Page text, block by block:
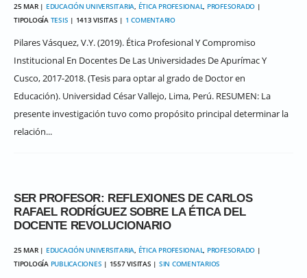
25 MAR | EDUCACIÓN UNIVERSITARIA, ÉTICA PROFESIONAL, PROFESORADO |
TIPOLOGÍA TESIS | 1413 VISITAS | 1 COMENTARIO
Pilares Vásquez, V.Y. (2019). Ética Profesional Y Compromiso
Institucional En Docentes De Las Universidades De Apurímac Y
Cusco, 2017-2018. (Tesis para optar al grado de Doctor en
Educación). Universidad César Vallejo, Lima, Perú. RESUMEN: La
presente investigación tuvo como propósito principal determinar la
relación...
SER PROFESOR: REFLEXIONES DE CARLOS
RAFAEL RODRÍGUEZ SOBRE LA ÉTICA DEL
DOCENTE REVOLUCIONARIO
25 MAR | EDUCACIÓN UNIVERSITARIA, ÉTICA PROFESIONAL, PROFESORADO |
TIPOLOGÍA PUBLICACIONES | 1557 VISITAS | SIN COMENTARIOS